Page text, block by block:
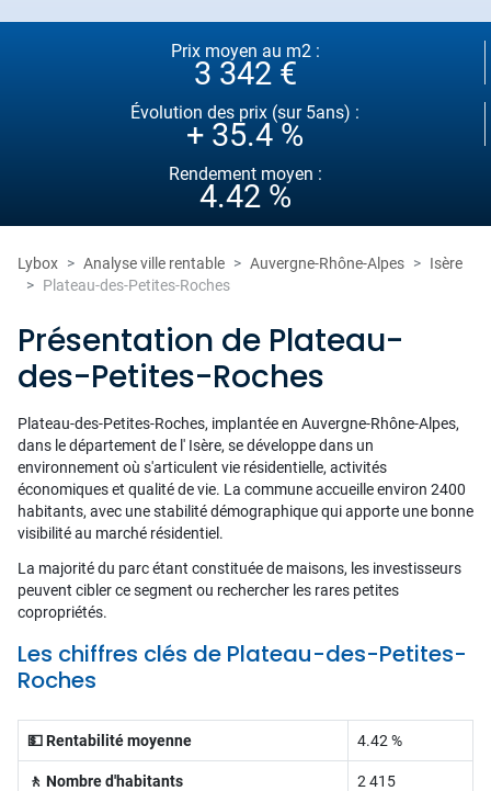
Prix moyen au m2 :
3 342 €
Évolution des prix (sur 5ans) :
+ 35.4 %
Rendement moyen :
4.42 %
Lybox Analyse ville rentable Auvergne-Rhône-Alpes
Isère
Plateau-des-Petites-Roches
Présentation de Plateau-
des-Petites-Roches
Plateau-des-Petites-Roches, implantée en Auvergne-Rhône-Alpes,
dans le département de l' Isère, se développe dans un
environnement où s'articulent vie résidentielle, activités
économiques et qualité de vie. La commune accueille environ 2400
habitants, avec une stabilité démographique qui apporte une bonne
visibilité au marché résidentiel.
La majorité du parc étant constituée de maisons, les investisseurs
peuvent cibler ce segment ou rechercher les rares petites
copropriétés.
Les chiffres clés de Plateau-des-Petites-
Roches
💵 Rentabilité moyenne 4.42 %
🚶 Nombre d'habitants 2 415